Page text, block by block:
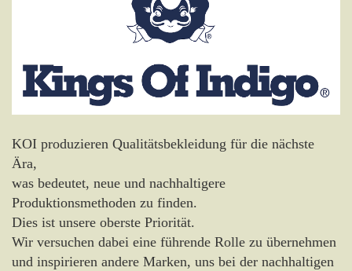
KOI produzieren Qualitätsbekleidung für die nächste
Ära,
was bedeutet, neue und nachhaltigere
Produktionsmethoden zu finden.
Dies ist unsere oberste Priorität.
Wir versuchen dabei eine führende Rolle zu übernehmen
und inspirieren andere Marken, uns bei der nachhaltigen